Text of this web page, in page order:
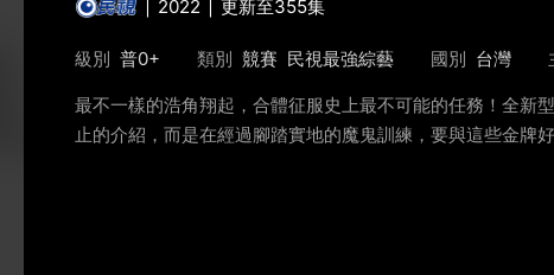
2022 更新至355集
級別 普0+ 類別 競賽 民視最強綜藝 國別 台灣
最不一樣的浩角翔起，合體征服史上最不可能的任務！全新
止的介紹，而是在經過腳踏實地的魔鬼訓練，要與這些金牌